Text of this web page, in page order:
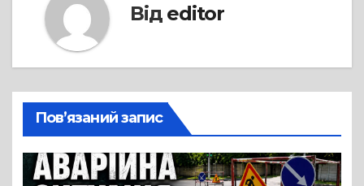
Від editor
Пов’язаний запис